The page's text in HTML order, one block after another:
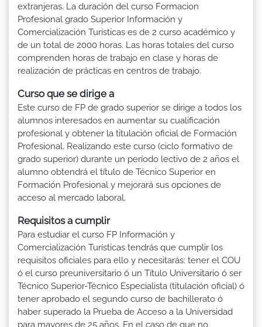
extranjeras. La duración del curso Formacion
Profesional grado Superior Información y
Comercialización Turísticas es de 2 curso académico y
de un total de 2000 horas. Las horas totales del curso
comprenden horas de trabajo en clase y horas de
realización de prácticas en centros de trabajo.
Curso que se dirige a
Este curso de FP de grado superior se dirige a todos los
alumnos interesados en aumentar su cualificación
profesional y obtener la titulación oficial de Formación
Profesional. Realizando este curso (ciclo formativo de
grado superior) durante un período lectivo de 2 años el
alumno obtendrá el título de Técnico Superior en
Formación Profesional y mejorará sus opciones de
acceso al mercado laboral.
Requisitos a cumplir
Para estudiar el curso FP Información y
Comercialización Turísticas tendrás que cumplir los
requisitos oficiales para ello y necesitarás: tener el COU
ó el curso preuniversitario ó un Título Universitario ó ser
Técnico Superior-Técnico Especialista (titulación oficial) ó
tener aprobado el segundo curso de bachillerato ó
haber superado la Prueba de Acceso a la Universidad
para mayores de 25 años. En el caso de que no